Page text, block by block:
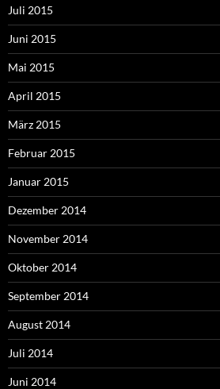
Juli 2015
Juni 2015
Mai 2015
April 2015
März 2015
Februar 2015
Januar 2015
Dezember 2014
November 2014
Oktober 2014
September 2014
August 2014
Juli 2014
Juni 2014